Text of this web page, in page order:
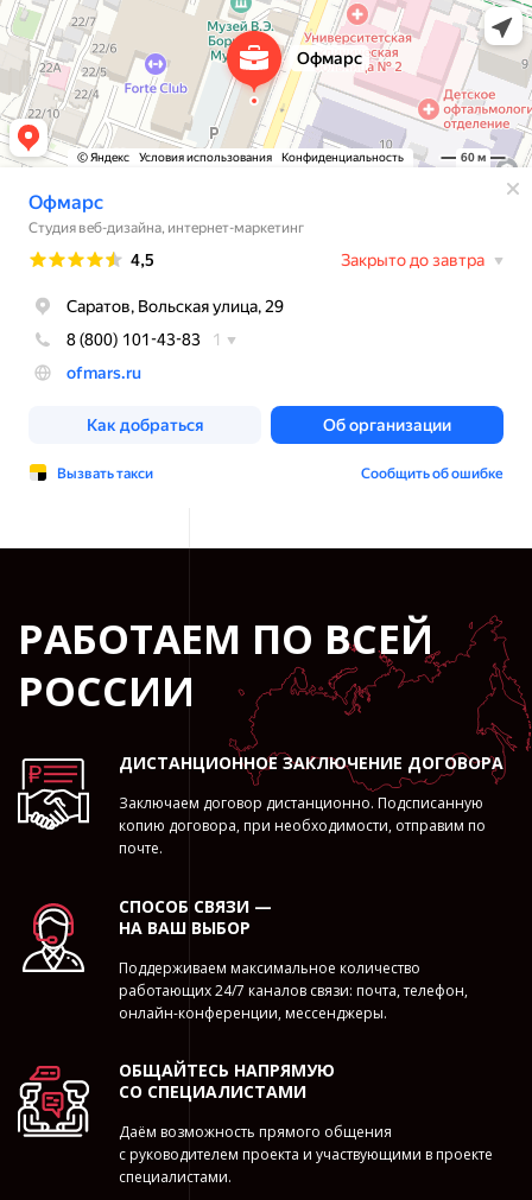
РАБОТАЕМ ПО ВСЕЙ
РОССИИ
ДИСТАНЦИОННОЕ ЗАКЛЮЧЕНИЕ ДОГОВОРА
Заключаем договор дистанционно. Подсписанную
копию договора, при необходимости, отправим по
почте.
СПОСОБ СВЯЗИ —
НА ВАШ ВЫБОР
Поддерживаем максимальное количество
работающих 24/7 каналов связи: почта, телефон,
онлайн-конференции, мессенджеры.
ОБЩАЙТЕСЬ НАПРЯМУЮ
СО СПЕЦИАЛИСТАМИ
Даём возможность прямого общения
с руководителем проекта и участвующими в проекте
специалистами.